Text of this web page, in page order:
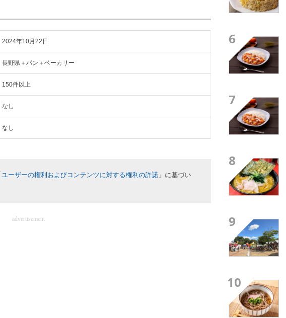
2024年10月22日
長野県＋パン＋ベーカリー
150件以上
なし
なし
ユーザーの権利およびコンテンツに対する権利の許諾 」に基づい
advertisement
6
7
8
9
10